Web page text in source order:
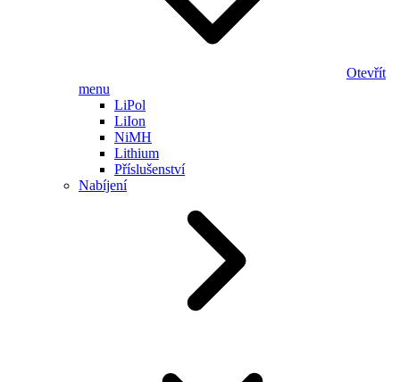
Otevřít
menu
LiPol
LiIon
NiMH
Lithium
Příslušenství
Nabíjení